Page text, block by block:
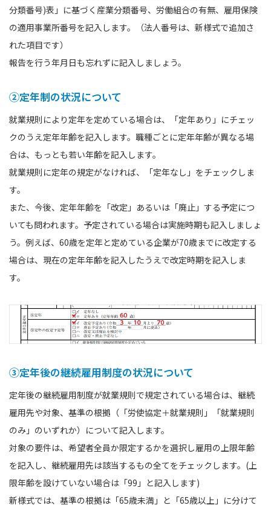
分類番号)表」に基づく産業分類番号、労働組合の有無、雇用保険
の適用事業所番号を記入します。（法人番号は、新様式で追加さ
れた項目です）
報告を行う年月日も忘れずに記入しましょう。
②定年制の状況について
就業規則により定年を定めている場合は、「定年あり」にチェッ
クのうえ定年年齢を記入します。職種ごとに定年年齢が異なる場
合は、もっとも若い年齢を記入します。
就業規則に定年の規定がなければ、「定年なし」をチェックしま
す。
また、今後、定年年齢を「改定」あるいは「廃止」する予定につ
いても問われます。予定されている場合は実施時期も記入しましょ
う。例えば、60歳を定年と定めている企業が70歳までに改定する
場合は、現在の定年年齢を記入したうえで改定時期を記入しま
す。
③定年後の継続雇⽤制度の状況について
定年後の継続雇用制度が就業規則で規定されている場合は、継続
雇用先や対象、基準の根拠（「労使協定＋就業規則」「就業規則
のみ」のいずれか）について記入します。
対象の要件は、希望者全員か限定するかを選択し雇用の上限年齢
を記入し、継続雇用先は該当するもの全てをチェックします。(上
限年齢を設けていない場合は「99」と記入します)
新様式では、基準の根拠は「65歳未満」と「65歳以上」に分けて